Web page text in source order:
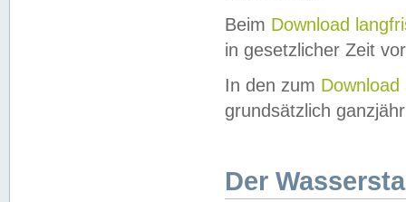
Beim Download
in gesetzlicher Zeit
In den zum Download
grundsätzlich
Der